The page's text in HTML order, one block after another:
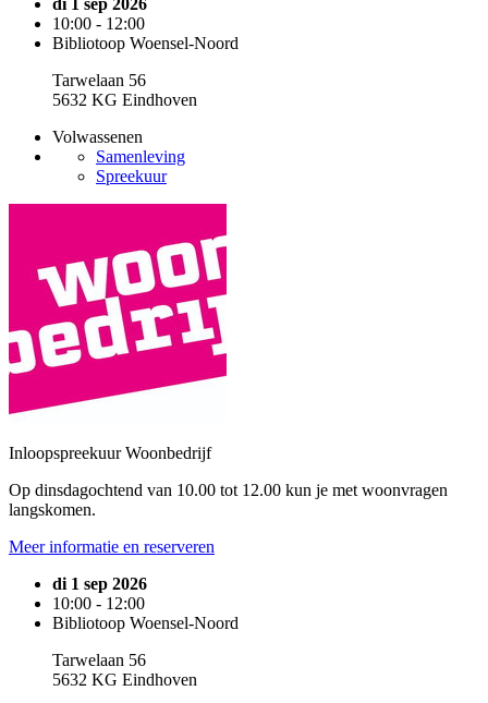
di 1 sep 2026
10:00 - 12:00
Bibliotoop Woensel-Noord
Tarwelaan 56
5632 KG Eindhoven
Volwassenen
Samenleving
Spreekuur
Inloopspreekuur Woonbedrijf
Op dinsdagochtend van 10.00 tot 12.00 kun je met woonvragen
langskomen.
Meer informatie en reserveren
di 1 sep 2026
10:00 - 12:00
Bibliotoop Woensel-Noord
Tarwelaan 56
5632 KG Eindhoven